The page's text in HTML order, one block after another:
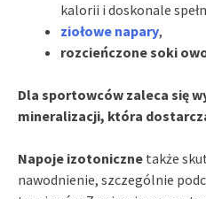
kalorii i doskonale
ziołowe napary,
rozcieńczone soki
Dla sportowców zaleca się
mineralizacji, która
Napoje izotoniczne także
nawodnienie, szczególnie